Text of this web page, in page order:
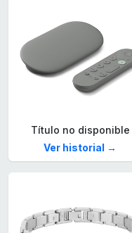
Título no disponible
Ver historial →